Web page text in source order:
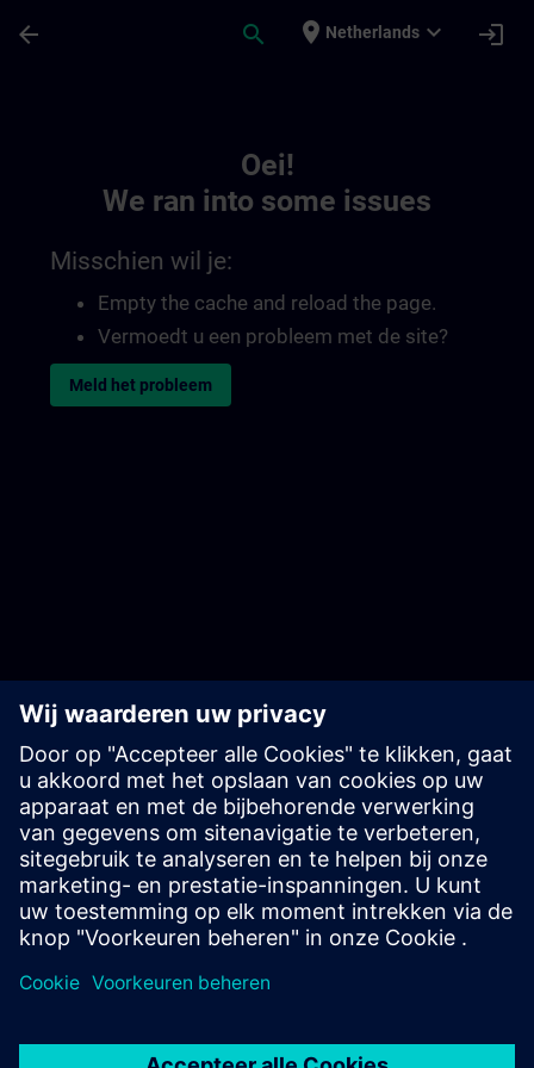
arrow_back search place Netherlands expand_more login
Oei!
We ran into some issues
Misschien wil je:
Empty the cache and reload the page.
Vermoedt u een probleem met de site?
Meld het probleem